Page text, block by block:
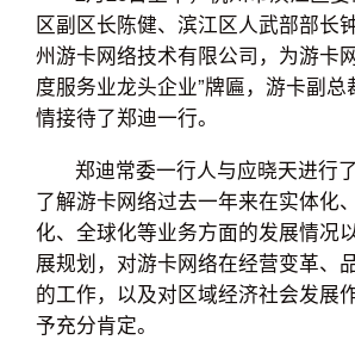
区副区长陈健、滨江区人武部部长
州游卡网络技术有限公司，为游卡
度服务业龙头企业”牌匾，游卡副
情接待了郑迪一行。
郑迪常委一行人与应晓天进行
了解游卡网络过去一年来在实体化
化、全球化等业务方面的发展情况
展规划，对游卡网络在经营变革、
的工作，以及对区域经济社会发展
予充分肯定。